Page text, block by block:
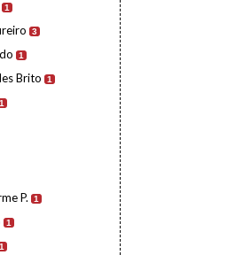
1
3
1
Brito 1
1
P. 1
1
1